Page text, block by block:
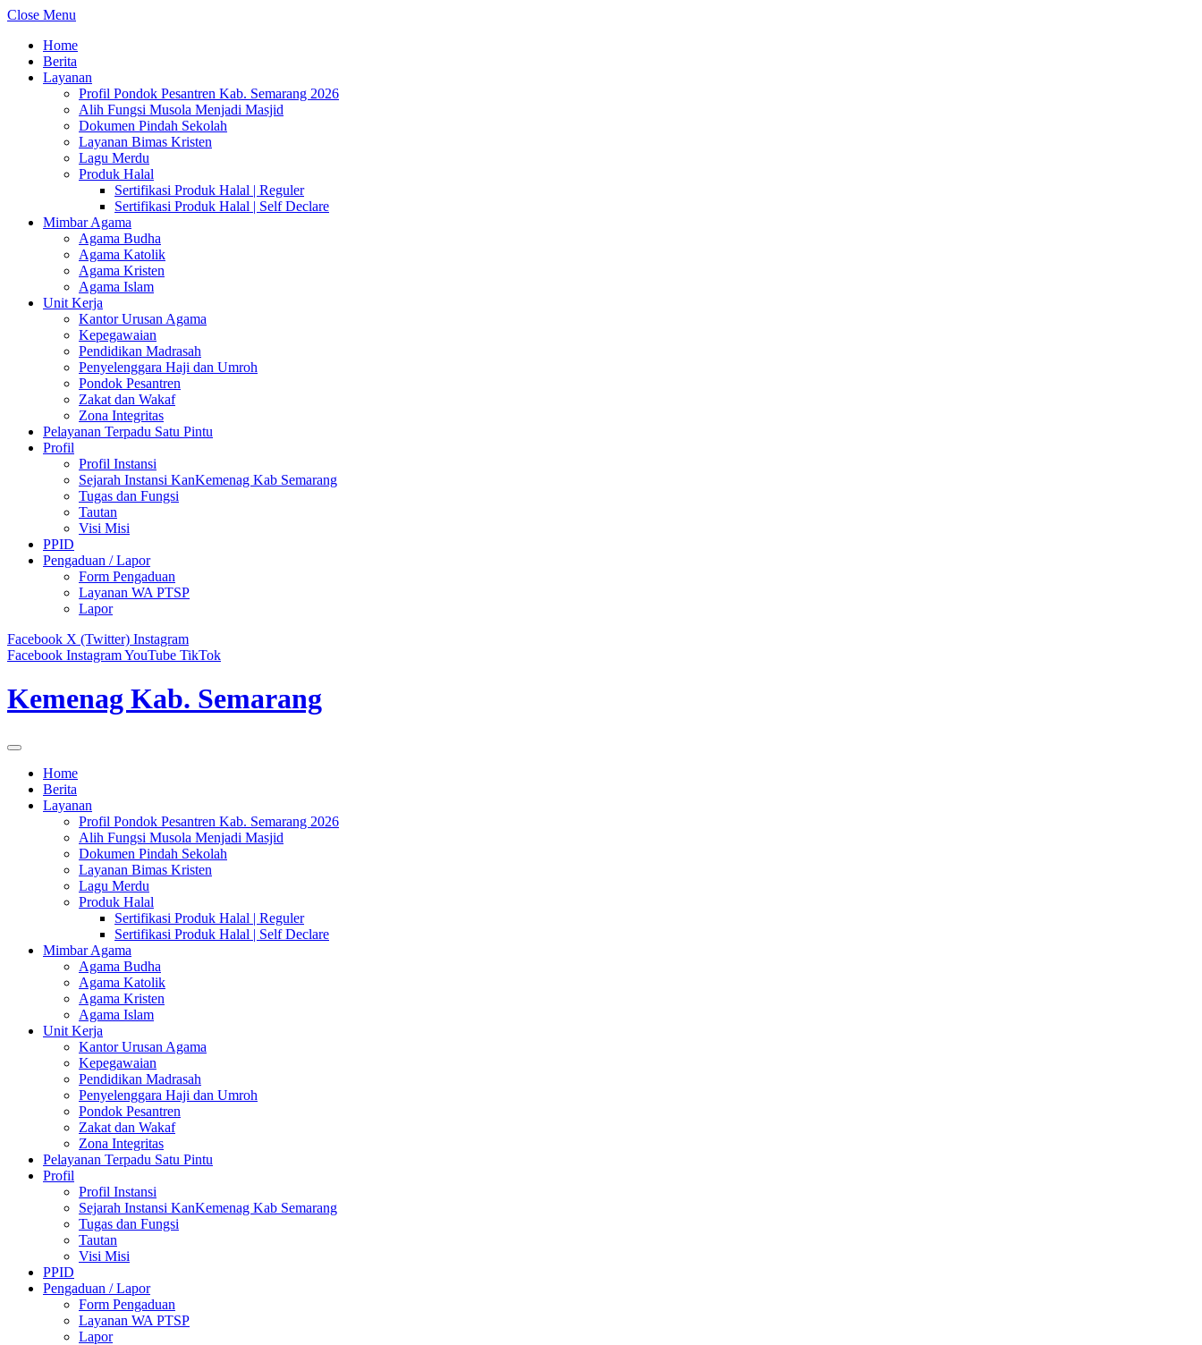
Close Menu
Home
Berita
Layanan
Profil Pondok Pesantren Kab. Semarang 2026
Alih Fungsi Musola Menjadi Masjid
Dokumen Pindah Sekolah
Layanan Bimas Kristen
Lagu Merdu
Produk Halal
Sertifikasi Produk Halal | Reguler
Sertifikasi Produk Halal | Self Declare
Mimbar Agama
Agama Budha
Agama Katolik
Agama Kristen
Agama Islam
Unit Kerja
Kantor Urusan Agama
Kepegawaian
Pendidikan Madrasah
Penyelenggara Haji dan Umroh
Pondok Pesantren
Zakat dan Wakaf
Zona Integritas
Pelayanan Terpadu Satu Pintu
Profil
Profil Instansi
Sejarah Instansi KanKemenag Kab Semarang
Tugas dan Fungsi
Tautan
Visi Misi
PPID
Pengaduan / Lapor
Form Pengaduan
Layanan WA PTSP
Lapor
Facebook X (Twitter) Instagram
Facebook InstagramYouTube TikTok
Kemenag Kab. Semarang
Home
Berita
Layanan
Profil Pondok Pesantren Kab. Semarang 2026
Alih Fungsi Musola Menjadi Masjid
Dokumen Pindah Sekolah
Layanan Bimas Kristen
Lagu Merdu
Produk Halal
Sertifikasi Produk Halal | Reguler
Sertifikasi Produk Halal | Self Declare
Mimbar Agama
Agama Budha
Agama Katolik
Agama Kristen
Agama Islam
Unit Kerja
Kantor Urusan Agama
Kepegawaian
Pendidikan Madrasah
Penyelenggara Haji dan Umroh
Pondok Pesantren
Zakat dan Wakaf
Zona Integritas
Pelayanan Terpadu Satu Pintu
Profil
Profil Instansi
Sejarah Instansi KanKemenag Kab Semarang
Tugas dan Fungsi
Tautan
Visi Misi
PPID
Pengaduan / Lapor
Form Pengaduan
Layanan WA PTSP
Lapor